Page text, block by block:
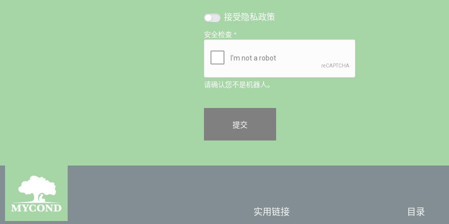
接受隐私政策
安全检查*
请确认您不是机器人。
实用链接 目录